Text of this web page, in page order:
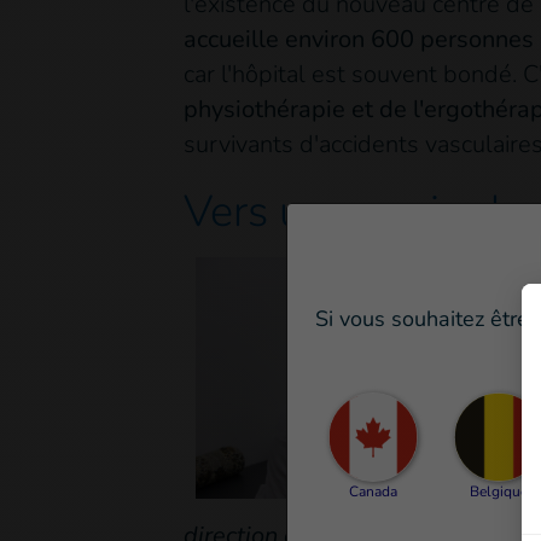
accueille environ 600 personnes
car l'hôpital est souvent bondé.
physiothérapie et de
survivants d'accidents
Vers un avenir
Si vous souhaitez
Canada Belgique